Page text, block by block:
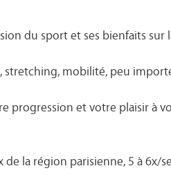
du sport et ses bienfaits sur
stretching, mobilité, peu
progression et votre plaisir à
la région parisienne, 5 à